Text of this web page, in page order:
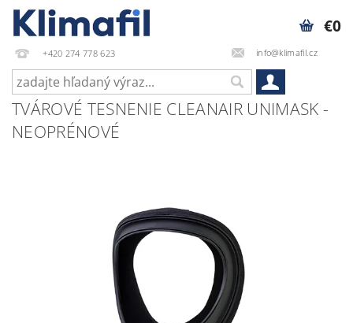
+420 274 778 623 info@klimafil.cz
€0
TVÁROVÉ TESNENIE CLEANAIR UNIMASK -
NEOPRÉNOVÉ